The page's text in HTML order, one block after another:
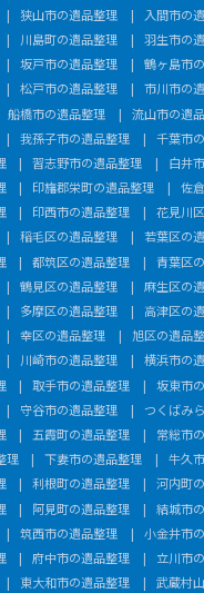
狭山市の遺品整理
入間市の
川島町の遺品整理
羽生市の
坂戸市の遺品整理
鶴ヶ島市
松戸市の遺品整理
市川市の
船橋市の遺品整理
流山市の遺
我孫子市の遺品整理
千葉市
習志野市の遺品整理
白井
印旛郡栄町の遺品整理
佐
印西市の遺品整理
花見川
稲毛区の遺品整理
若葉区の
都筑区の遺品整理
青葉区
鶴見区の遺品整理
麻生区の
多摩区の遺品整理
高津区の
幸区の遺品整理
旭区の遺品
川崎市の遺品整理
横浜市の
取手市の遺品整理
坂東市
守谷市の遺品整理
つくばみ
五霞町の遺品整理
常総市
理
下妻市の遺品整理
牛久
利根町の遺品整理
河内町
阿見町の遺品整理
結城市
筑西市の遺品整理
小金井市
府中市の遺品整理
立川市
東大和市の遺品整理
武蔵村